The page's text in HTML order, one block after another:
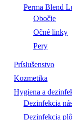
Perma Blend
Obočie
Očné linky
Pery
Príslušenstvo
Kozmetika
Hygiena a
Dezinfekcia
Dezinfekcia